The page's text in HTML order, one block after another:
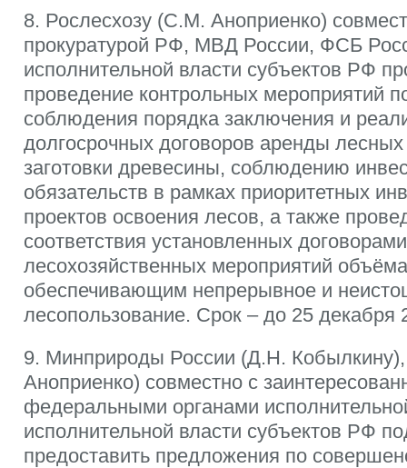
8. Рослесхозу (С.М. Аноприенко)
прокуратурой РФ, МВД России, ФСБ
исполнительной власти субъектов РФ
проведение контрольных мероприятий
соблюдения порядка заключения и
долгосрочных договоров аренды лесных
заготовки древесины, соблюдению
обязательств в рамках приоритетных
проектов освоения лесов, а также
соответствия установленных
лесохозяйственных мероприятий
обеспечивающим непрерывное и
лесопользование. Срок – до 25 декабря
9. Минприроды России (Д.Н.
Аноприенко) совместно с
федеральными органами
исполнительной власти субъектов РФ
предоставить предложения по